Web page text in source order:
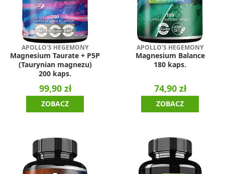
APOLLO'S HEGEMONY
Magnesium Taurate + P5P
(Taurynian magnezu)
200 kaps.
99,90 zł
ZOBACZ
APOLLO'S HEGEMONY
Magnesium Balance
180 kaps.
74,90 zł
ZOBACZ